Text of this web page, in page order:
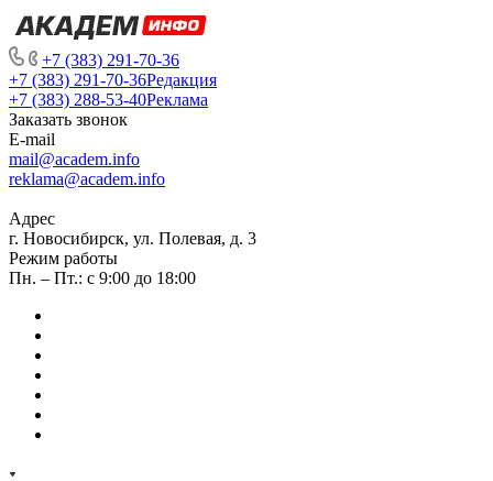
+7 (383) 291-70-36
+7 (383) 291-70-36Редакция
+7 (383) 288-53-40Реклама
Заказать звонок
E-mail
mail@academ.info
reklama@academ.info
Адрес
г. Новосибирск, ул. Полевая, д. 3
Режим работы
Пн. – Пт.: с 9:00 до 18:00